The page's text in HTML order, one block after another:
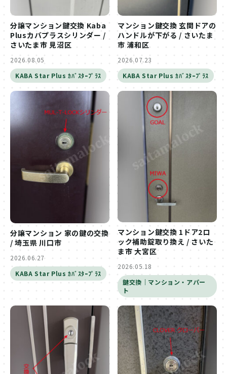
分譲マンション鍵交換 Kaba
Plusカバプラスシリンダー /
さいたま市 見沼区
2026.08.05
KABA Star Plus ｶﾊﾞｽﾀｰﾌﾟﾗｽ
マンション鍵交換 玄関ドアの
ハンドルが下がる / さいたま
市 浦和区
2026.07.23
KABA Star Plus ｶﾊﾞｽﾀｰﾌﾟﾗｽ
分譲マンション 家の鍵の交換
/ 埼玉県 川口市
2026.06.27
KABA Star Plus ｶﾊﾞｽﾀｰﾌﾟﾗｽ
マンション鍵交換 1ドア2ロ
ック補助錠取り換え / さいた
ま市 大宮区
2026.05.18
鍵交換｜マンション・アパー
ト